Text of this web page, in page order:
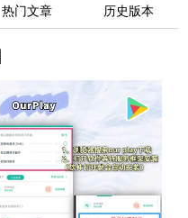
热门文章 历史版本